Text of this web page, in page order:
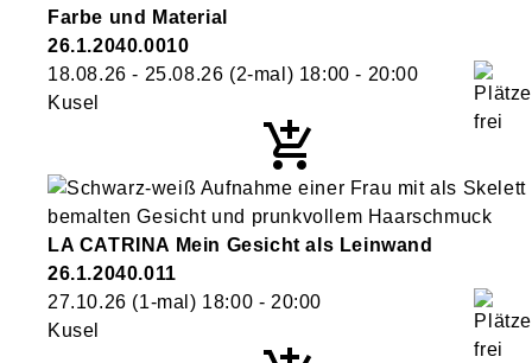
Farbe und Material
26.1.2040.0010
18.08.26 - 25.08.26 (2-mal) 18:00 - 20:00
Kusel
LA CATRINA Mein Gesicht als Leinwand
26.1.2040.011
27.10.26 (1-mal) 18:00 - 20:00
Kusel